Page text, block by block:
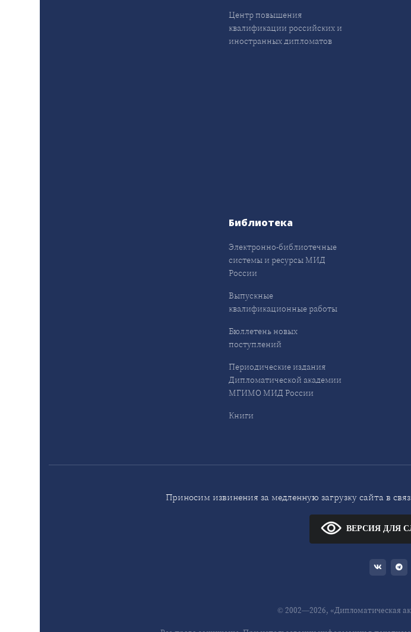
Центр повышения
квалификации российских и
иностранных дипломатов
Библиотека
Электронно-библиотечные
системы и ресурсы МИД
России
Выпускные
квалификационные работы
Бюллетень новых
поступлений
Периодические издания
Дипломатической академии
МГИМО МИД России
Книги
Приносим извинения за медленную загрузку сайта в
ВЕРСИЯ ДЛЯ
© 2002—2026, «Дипломатическая